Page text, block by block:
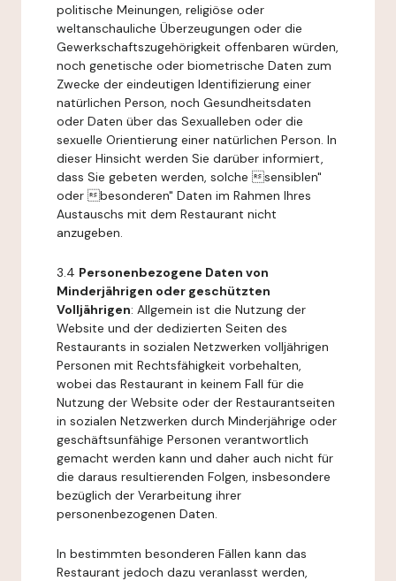
politische Meinungen, religiöse oder
weltanschauliche Überzeugungen oder die
Gewerkschaftszugehörigkeit offenbaren würden,
noch genetische oder biometrische Daten zum
Zwecke der eindeutigen Identifizierung einer
natürlichen Person, noch Gesundheitsdaten
oder Daten über das Sexualleben oder die
sexuelle Orientierung einer natürlichen Person. In
dieser Hinsicht werden Sie darüber informiert,
dass Sie gebeten werden, solche sensiblen"
oder besonderen" Daten im Rahmen Ihres
Austauschs mit dem Restaurant nicht
anzugeben.
3.4 Personenbezogene Daten von
Minderjährigen oder geschützten
Volljährigen: Allgemein ist die Nutzung der
Website und der dedizierten Seiten des
Restaurants in sozialen Netzwerken volljährigen
Personen mit Rechtsfähigkeit vorbehalten,
wobei das Restaurant in keinem Fall für die
Nutzung der Website oder der Restaurantseiten
in sozialen Netzwerken durch Minderjährige oder
geschäftsunfähige Personen verantwortlich
gemacht werden kann und daher auch nicht für
die daraus resultierenden Folgen, insbesondere
bezüglich der Verarbeitung ihrer
personenbezogenen Daten.
In bestimmten besonderen Fällen kann das
Restaurant jedoch dazu veranlasst werden,